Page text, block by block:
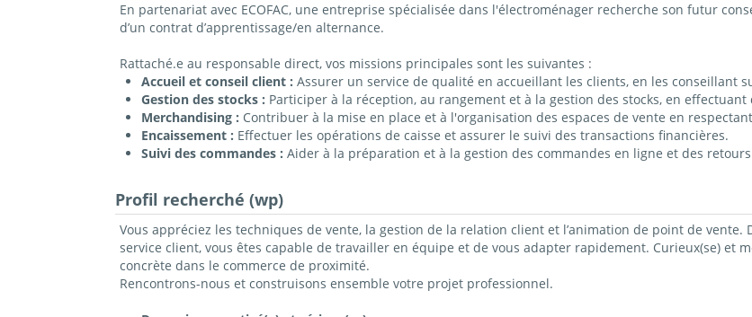
En partenariat avec ECOFAC, une entreprise spécialisée dans l'électroménager recherche son futur
d’un contrat d’apprentissage/en alternance.
Rattaché.e au responsable direct, vos missions principales sont les suivantes :
Accueil et conseil client : Assurer un service de qualité en accueillant les clients, en les conseillant
Gestion des stocks : Participer à la réception, au rangement et à la gestion des stocks, en
Merchandising : Contribuer à la mise en place et à l'organisation des espaces de vente en
Encaissement : Effectuer les opérations de caisse et assurer le suivi des transactions financières.
Suivi des commandes : Aider à la préparation et à la gestion des commandes en ligne et des
Profil recherché (wp)
Vous appréciez les techniques de vente, la gestion de la relation client et l’animation de point de vente.
service client, vous êtes capable de travailler en équipe et de vous adapter rapidement. Curieux(se) et
concrète dans le commerce de proximité.
Rencontrons-nous et construisons ensemble votre projet professionnel.